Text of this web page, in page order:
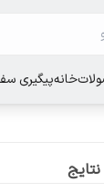
خانهپیگیری